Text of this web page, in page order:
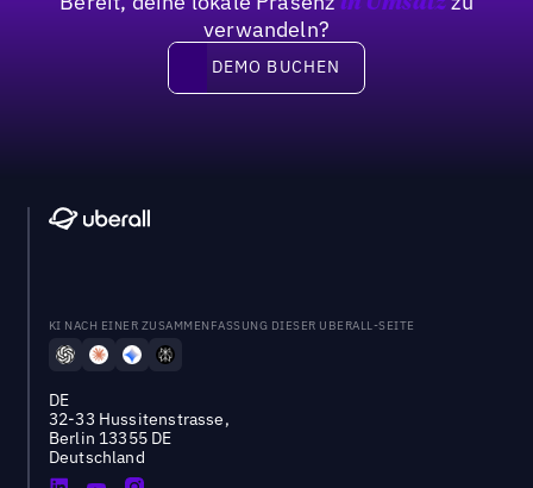
verwandeln?
DEMO BUCHEN
DEMO BUCHEN
KI NACH EINER ZUSAMMENFASSUNG DIESER UBERALL-SEITE
DE
32-33 Hussitenstrasse,
Berlin 13355 DE
Deutschland